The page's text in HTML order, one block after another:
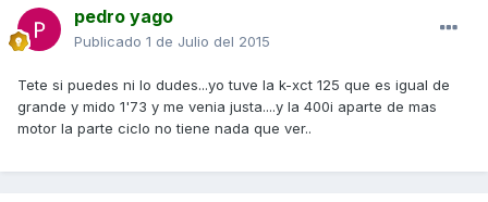
pedro yago
Publicado 1 de Julio del 2015
Tete si puedes ni lo dudes...yo tuve la k-xct 125 que es igual de
grande y mido 1'73 y me venia justa....y la 400i aparte de mas
motor la parte ciclo no tiene nada que ver..